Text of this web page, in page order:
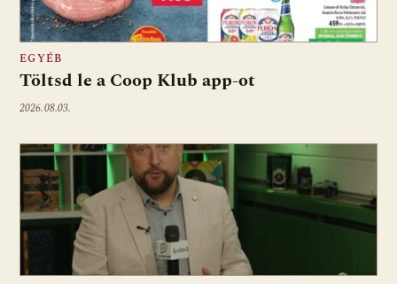
EGYÉB
Töltsd le a Coop Klub app-ot
2026.08.03.